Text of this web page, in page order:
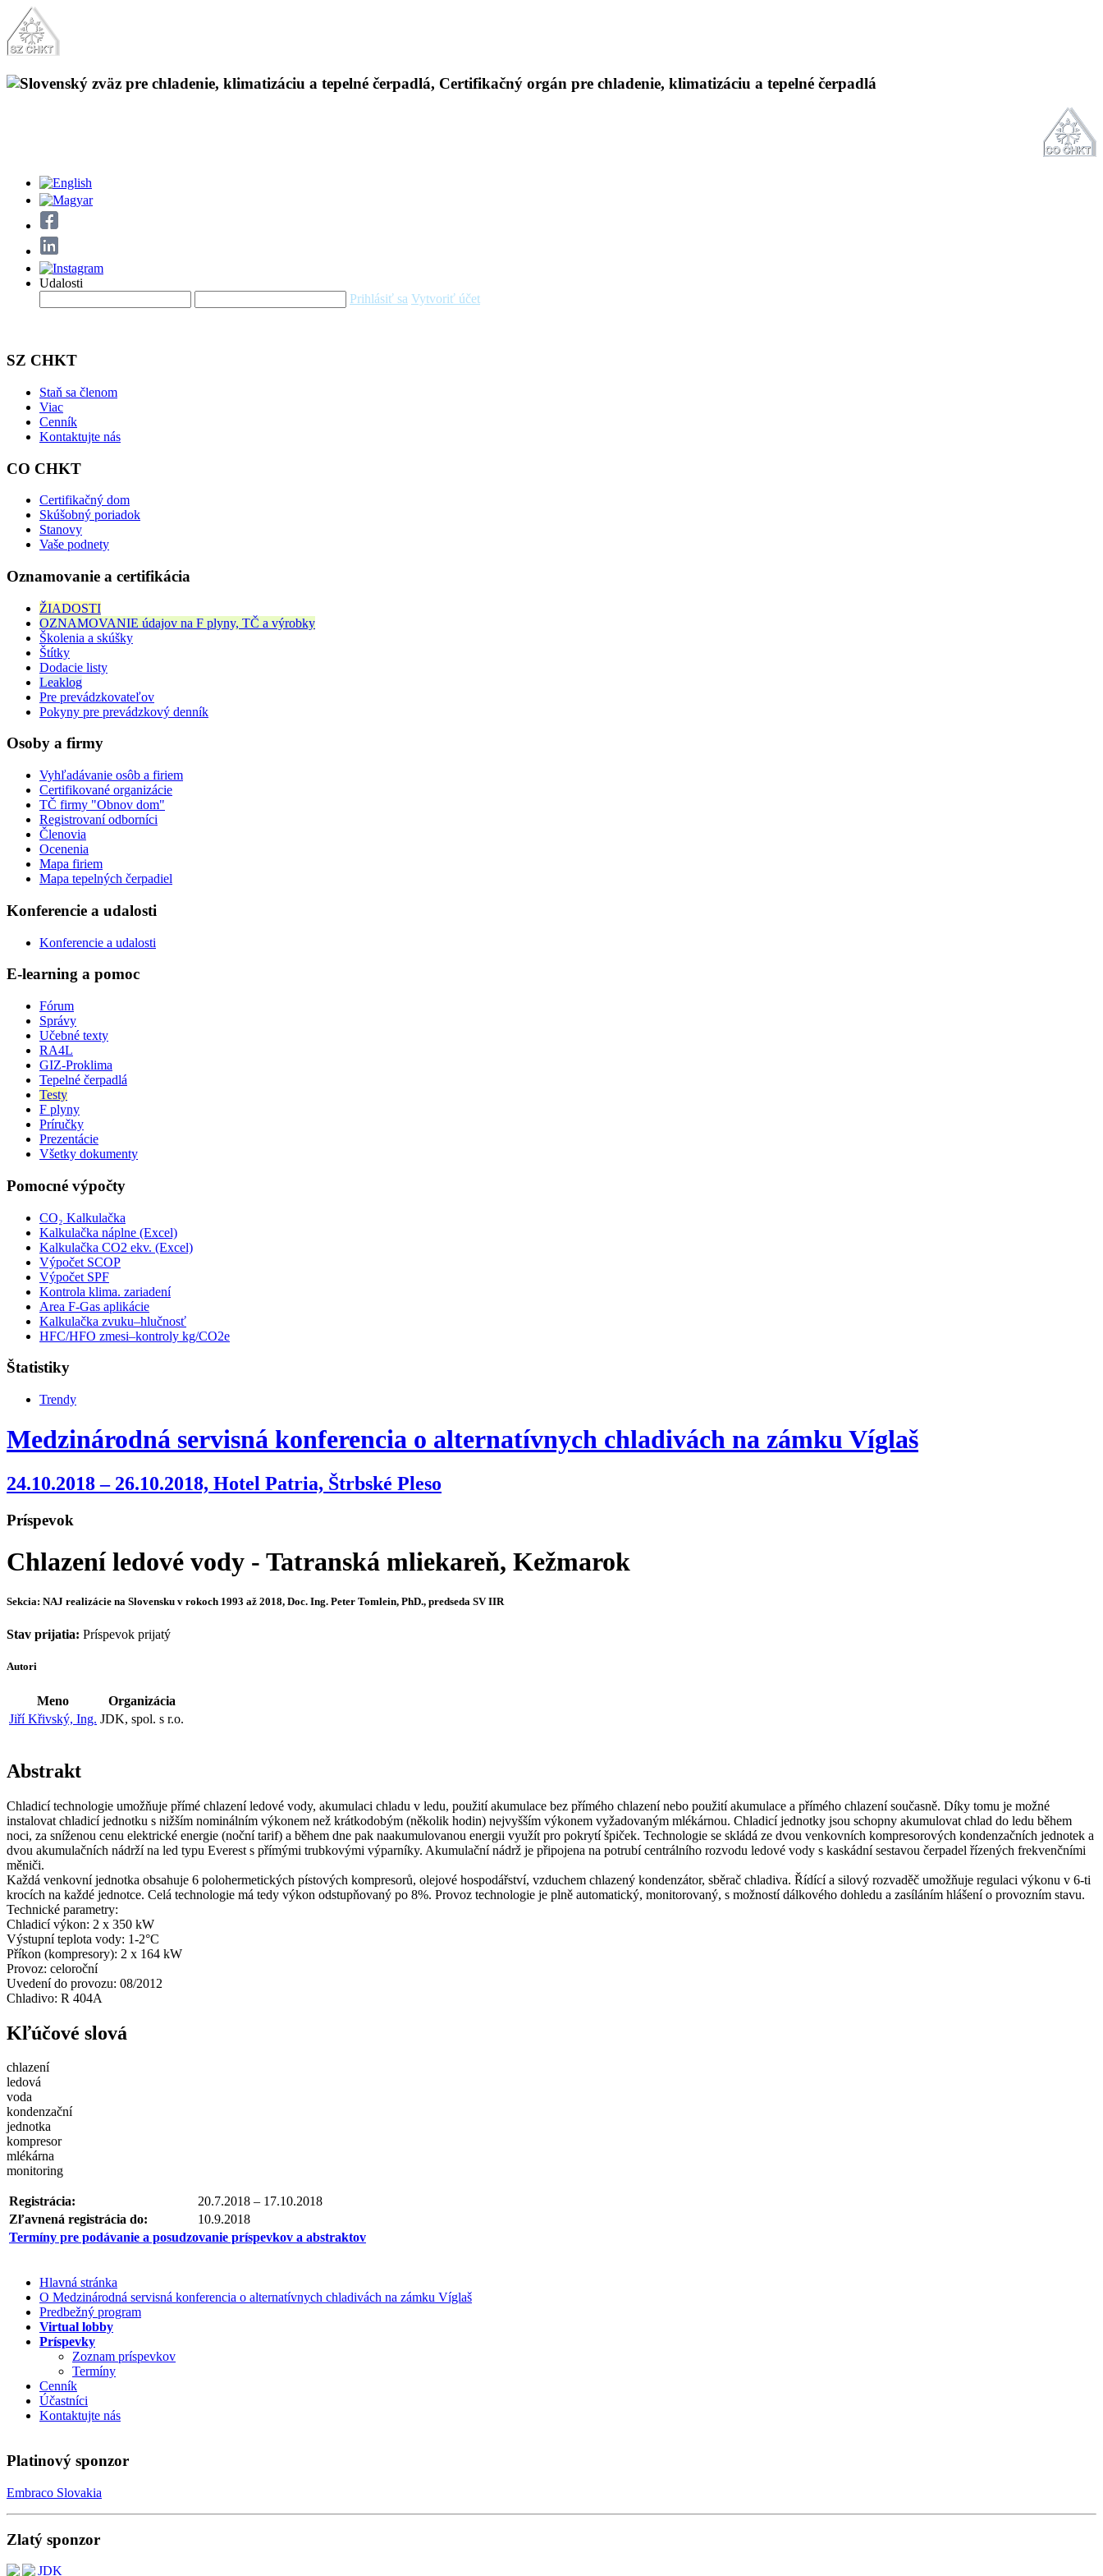
Udalosti
Prihlásiť sa Vytvoriť účet
SZ CHKT
Staň sa členom
Viac
Cenník
Kontaktujte nás
CO CHKT
Certifikačný dom
Skúšobný poriadok
Stanovy
Vaše podnety
Oznamovanie a certifikácia
ŽIADOSTI
OZNAMOVANIE údajov na F plyny, TČ a výrobky
Školenia a skúšky
Štítky
Dodacie listy
Leaklog
Pre prevádzkovateľov
Pokyny pre prevádzkový denník
Osoby a firmy
Vyhľadávanie osôb a firiem
Certifikované organizácie
TČ firmy "Obnov dom"
Registrovaní odborníci
Členovia
Ocenenia
Mapa firiem
Mapa tepelných čerpadiel
Konferencie a udalosti
Konferencie a udalosti
E-learning a pomoc
Fórum
Správy
Učebné texty
RA4L
GIZ-Proklima
Tepelné čerpadlá
Testy
F plyny
Príručky
Prezentácie
Všetky dokumenty
Pomocné výpočty
CO₂ Kalkulačka
Kalkulačka náplne (Excel)
Kalkulačka CO2 ekv. (Excel)
Výpočet SCOP
Výpočet SPF
Kontrola klima. zariadení
Area F-Gas aplikácie
Kalkulačka zvuku–hlučnosť
HFC/HFO zmesi–kontroly kg/CO2e
Štatistiky
Trendy
Medzinárodná servisná konferencia o alternatívnych chladivách na zámku Víglaš
24.10.2018 – 26.10.2018, Hotel Patria, Štrbské Pleso
Príspevok
Chlazení ledové vody - Tatranská mliekareň, Kežmarok
Sekcia: NAJ realizácie na Slovensku v rokoch 1993 až 2018, Doc. Ing. Peter Tomlein, PhD., predseda SV IIR
Stav prijatia: Príspevok prijatý
Autori
Meno
Organizácia
Jiří Křivský, Ing. JDK, spol. s r.o.
Abstrakt
Chladicí technologie umožňuje přímé chlazení ledové vody, akumulaci chladu v ledu, použití akumulace bez přímého chlazení nebo použití akumulace a přímého chlazení současně. Díky tomu je možné
instalovat chladicí jednotku s nižším nominálním výkonem než krátkodobým (několik hodin) nejvyšším výkonem vyžadovaným mlékárnou. Chladicí jednotky jsou schopny akumulovat chlad do ledu během
noci, za sníženou cenu elektrické energie (noční tarif) a během dne pak naakumulovanou energii využít pro pokrytí špiček. Technologie se skládá ze dvou venkovních kompresorových kondenzačních jednotek a
dvou akumulačních nádrží na led typu Everest s přímými trubkovými výparníky. Akumulační nádrž je připojena na potrubí centrálního rozvodu ledové vody s kaskádní sestavou čerpadel řízených frekvenčními
měniči.
Každá venkovní jednotka obsahuje 6 polohermetických pístových kompresorů, olejové hospodářství, vzduchem chlazený kondenzátor, sběrač chladiva. Řídící a silový rozvaděč umožňuje regulaci výkonu v 6-ti
krocích na každé jednotce. Celá technologie má tedy výkon odstupňovaný po 8%. Provoz technologie je plně automatický, monitorovaný, s možností dálkového dohledu a zasíláním hlášení o provozním stavu.
Technické parametry:
Chladicí výkon: 2 x 350 kW
Výstupní teplota vody: 1-2°C
Příkon (kompresory): 2 x 164 kW
Provoz: celoroční
Uvedení do provozu: 08/2012
Chladivo: R 404A
Kľúčové slová
chlazení
ledová
voda
kondenzační
jednotka
kompresor
mlékárna
monitoring
Registrácia:
20.7.2018 – 17.10.2018
Zľavnená registrácia do:
10.9.2018
Termíny pre podávanie a posudzovanie príspevkov a abstraktov
Hlavná stránka
O Medzinárodná servisná konferencia o alternatívnych chladivách na zámku Víglaš
Predbežný program
Virtual lobby
Príspevky
Zoznam príspevkov
Termíny
Cenník
Účastníci
Kontaktujte nás
Platinový sponzor
Embraco Slovakia
Zlatý sponzor
JDK